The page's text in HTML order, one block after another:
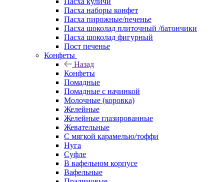
Пасха наборы конфет
Пасха пирожные/печенье
Пасха шоколад плиточный /батончики
Пасха шоколад фигурный
Пост печенье
Конфеты
Назад
Конфеты
Помадные
Помадные с начинкой
Молочные (коровка)
Желейные
Желейные глазированные
Жевательные
С мягкой карамелью/тоффи
Нуга
Суфле
В вафельном корпусе
Вафельные